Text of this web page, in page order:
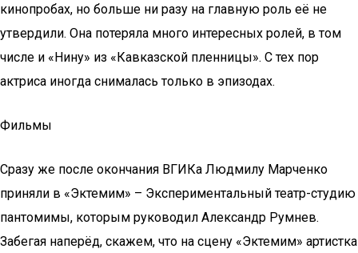
кинопробах, но больше ни разу на главную роль её не
утвердили. Она потеряла много интересных ролей, в том
числе и «Нину» из «Кавказской пленницы». С тех пор
актриса иногда снималась только в эпизодах.
Фильмы
Сразу же после окончания ВГИКа Людмилу Марченко
приняли в «Эктемим» – Экспериментальный театр-студию
пантомимы, которым руководил Александр Румнев.
Забегая наперёд, скажем, что на сцену «Эктемим» артистка